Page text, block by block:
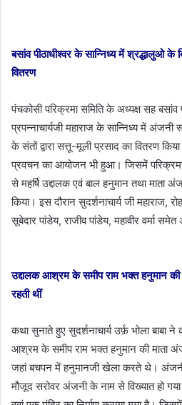
बसांव पीठाधीश्वर के सान्निध्य में श्रद्धालुओ
वितरण
पंचकोसी परिक्रमा समिति के अध्यक्ष सह बसांव
प्रपन्नाचार्यजी महाराज के सान्निध्य में
के संतों द्वारा सत्तू-मूली प्रसाद का वितरण
प्रवचन का आयोजन भी हुआ। जिसमें
से महर्षि उद्दालक एवं बाल हनुमान तथा माता
किया। इस दौरान सुदर्शनाचार्य जी महाराज,
सूबेदार पांडेय, राजीव पांडेय, महावीर वर्मा
उद्दालक आश्रम के समीप राम भक्त हनुमान
रहती थीं
कथा सुनाते हुए सुदर्शनाचार्य उर्फ़ भोला बाबा
आश्रम के समीप राम भक्त हनुमान की माता
जहां बचपन में हनुमानजी खेला करते थे।
मौजूद सरोवर अंजनी के नाम से विख्यात हो